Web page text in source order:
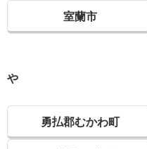
室蘭市
や
勇払郡むかわ町